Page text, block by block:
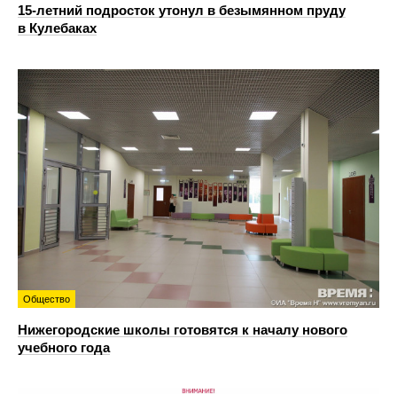
15-летний подросток утонул в безымянном пруду
в Кулебаках
Общество
Нижегородские школы готовятся к началу нового
учебного года